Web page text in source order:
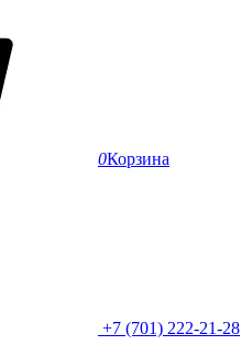
0Корзина
+7 (701) 222-21-28